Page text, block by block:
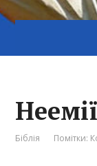
Біблія Помітки: